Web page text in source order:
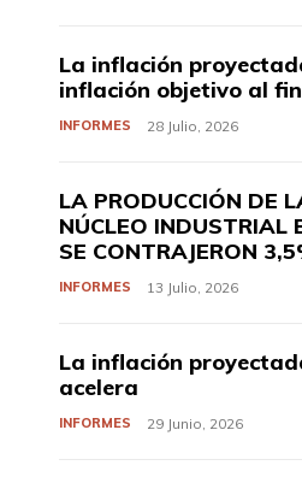
La inflación
inflación objetivo al
INFORMES 28 Julio, 2026
LA PRODUCCIÓN DE
NÚCLEO INDUSTRIAL
SE CONTRAJERON
INFORMES 13 Julio, 2026
La inflación
acelera
INFORMES 29 Junio, 2026